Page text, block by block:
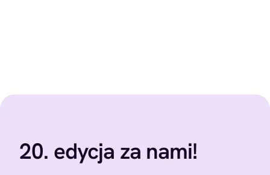
20. edycja za nami!